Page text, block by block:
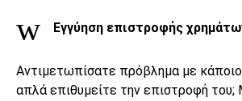
Εγγύηση επιστροφής
Αντιμετωπίσατε πρόβλημα με
απλά επιθυμείτε την επιστροφή